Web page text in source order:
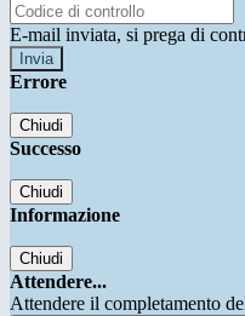
E-mail inviata, si prega di
Errore
Chiudi
Successo
Chiudi
Informazione
Chiudi
Attendere...
Attendere il completamento